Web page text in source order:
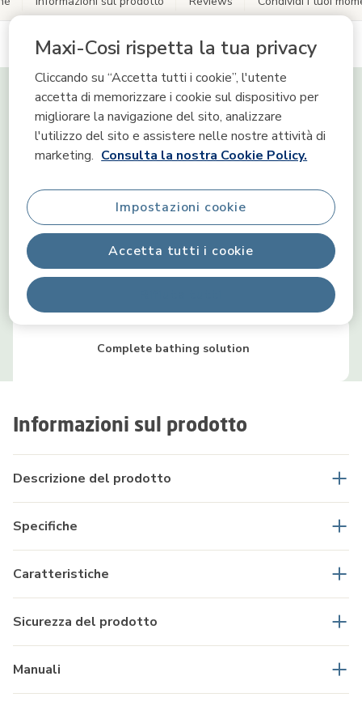
Maxi-Cosi rispetta la tua privacy
Cliccando su “Accetta tutti i cookie”, l'utente
accetta di memorizzare i cookie sul dispositivo per
migliorare la navigazione del sito, analizzare
l'utilizzo del sito e assistere nelle nostre attività di
marketing. Consulta la nostra Cookie Policy.
Accetta tutti i cookie
Impostazioni cookie
Informazioni sul prodotto
Descrizione del prodotto
Specifiche
Caratteristiche
Sicurezza del prodotto
Manuali
Sceglimi perché
Termometro HighSense integrato
Altezza ergonomica
Riduttore neonato QuickDry
Complete bathing solution